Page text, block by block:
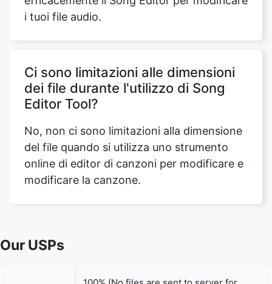
Ci sono limitazioni alle dimensioni
No, non ci sono limitazioni alla dimensione
del file quando si utilizza uno strumento
online di editor di canzoni per modificare e
modificare la canzone.
None (No limit on size of files)